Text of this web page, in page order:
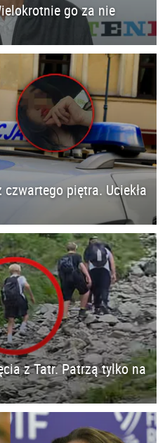
go za nie
piętra. Uciekła
z Tatr. Patrzą tylko na